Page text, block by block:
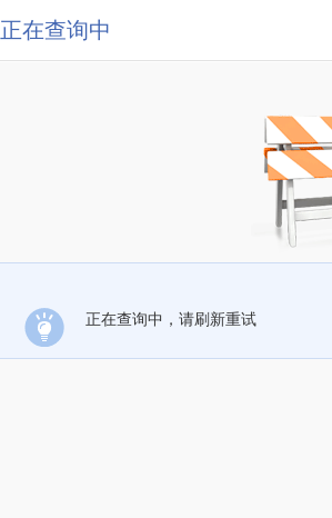
正在查询中
正在查询中，请刷新重试